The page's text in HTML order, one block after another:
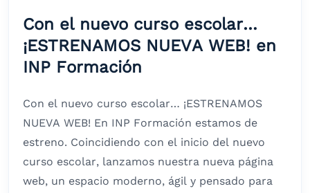
Con el nuevo curso escolar…
¡ESTRENAMOS NUEVA WEB! en
INP Formación
Con el nuevo curso escolar… ¡ESTRENAMOS
NUEVA WEB! En INP Formación estamos de
estreno. Coincidiendo con el inicio del nuevo
curso escolar, lanzamos nuestra nueva página
web, un espacio moderno, ágil y pensado para